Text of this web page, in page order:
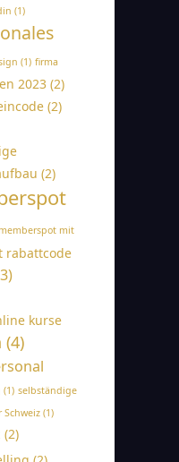
(1)
(1) firma
2023 (2)
(2)
(2)
memberspot mit
rabattcode
kurse
(4)
(1) selbständige
(1)
(2)